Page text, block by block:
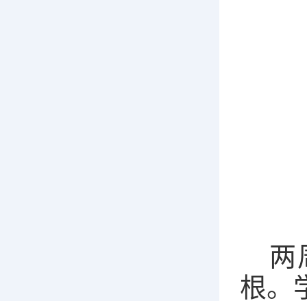
两
根。